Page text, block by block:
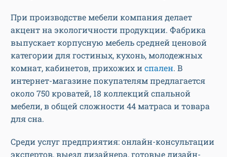
При производстве мебели компания делает
акцент на экологичности продукции. Фабрика
выпускает корпусную мебель средней ценовой
категории для гостиных, кухонь, молодежных
комнат, кабинетов, прихожих и спален. В
интернет-магазине покупателям предлагается
около 750 кроватей, 18 коллекций спальной
мебели, в общей сложности 44 матраса и товара
для сна.
Среди услуг предприятия: онлайн-консультации
экспертов, выезд дизайнера, готовые дизайн-